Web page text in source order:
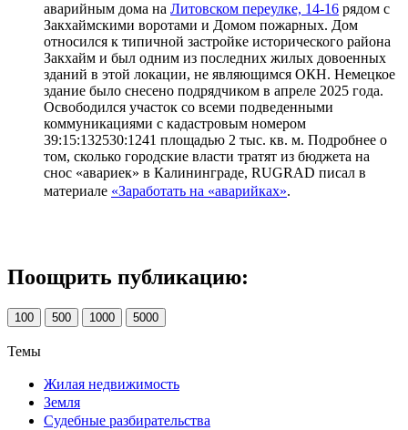
аварийным дома на Литовском переулке, 14-16 рядом с
Закхаймскими воротами и Домом пожарных. Дом
относился к типичной застройке исторического района
Закхайм и был одним из последних жилых довоенных
зданий в этой локации, не являющимся ОКН. Немецкое
здание было снесено подрядчиком в апреле 2025 года.
Освободился участок со всеми подведенными
коммуникациями с кадастровым номером
39:15:132530:1241 площадью 2 тыс. кв. м. Подробнее о
том, сколько городские власти тратят из бюджета на
снос «авариек» в Калининграде, RUGRAD писал в
материале «Заработать на «аварийках».
Поощрить публикацию:
100 500 1000 5000
Темы
Жилая недвижимость
Земля
Судебные разбирательства